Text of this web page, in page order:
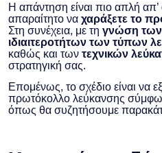
Η απάντηση είναι πιο απλή απ’
απαραίτητο να χαράξετε το
Στη συνέχεια, με τη γνώση των
ιδιαιτεροτήτων των τύπων
καθώς και των τεχνικών
στρατηγική σας.
Επομένως, το σχέδιο είναι να
πρωτόκολλο λεύκανσης
όπως θα συζητήσουμε